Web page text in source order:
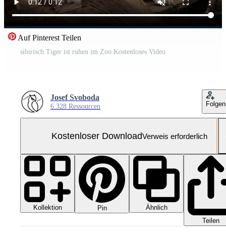
Auf Pinterest Teilen
sibirisch Tiger ist ruhen im Zoo Kostenloses Video
Josef Svoboda
6.328 Ressourcen Folgen
Kostenloser DownloadVerweis erforderlich
Kollektion Pin
Ähnlich
Teilen